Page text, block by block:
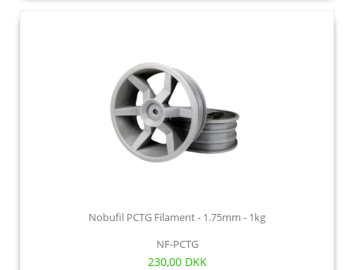
Nobufil PCTG Filament - 1.75mm - 1kg
NF-PCTG
230,00 DKK